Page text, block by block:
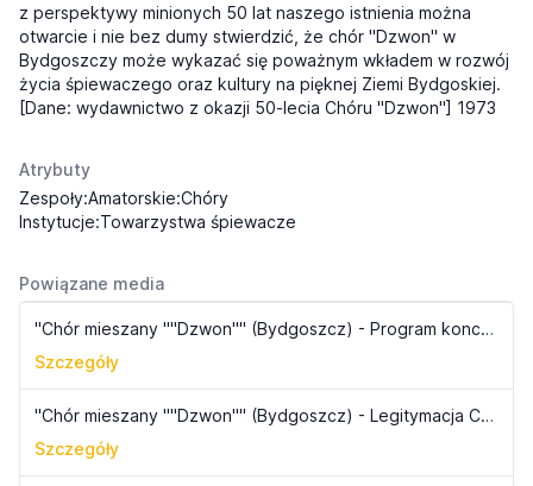
z perspektywy minionych 50 lat naszego istnienia można
otwarcie i nie bez dumy stwierdzić, że chór "Dzwon" w
Bydgoszczy może wykazać się poważnym wkładem w rozwój
życia śpiewaczego oraz kultury na pięknej Ziemi Bydgoskiej.
[Dane: wydawnictwo z okazji 50-lecia Chóru "Dzwon"] 1973
Atrybuty
Zespoły:Amatorskie:Chóry
Instytucje:Towarzystwa śpiewacze
Powiązane media
"Chór mieszany ""Dzwon"" (Bydgoszcz) - Program koncertu jubileuszowego"
Szczegóły
"Chór mieszany ""Dzwon"" (Bydgoszcz) - Legitymacja Członkowska"
Szczegóły